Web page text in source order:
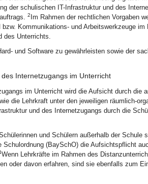
der schulischen IT-Infrastruktur und des
2 Im Rahmen der rechtlichen Vorgaben
Kommunikations- und Arbeitswerkzeuge im
des Unterrichts.
und Software zu gewährleisten sowie der
Internetzugangs im Unterricht
im Unterricht wird die Aufsicht durch die
die Lehrkraft unter den jeweiligen räumlich-
und des Internetzugangs durch die
und Schülern außerhalb der Schule
(BaySchO) die Aufsichtspflicht
Wenn Lehrkräfte im Rahmen des
oder davon erfahren, sind sie ebenfalls zum